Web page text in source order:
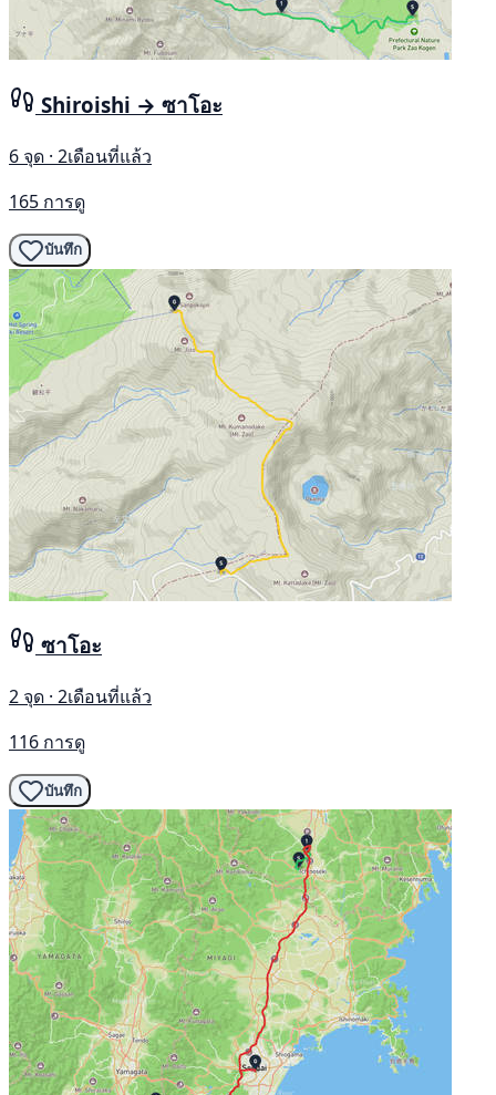
Shiroishi → ซาโอะ
6 จุด · 2เดือนที่แล้ว
165 การดู
บันทึก
ซาโอะ
2 จุด · 2เดือนที่แล้ว
116 การดู
บันทึก